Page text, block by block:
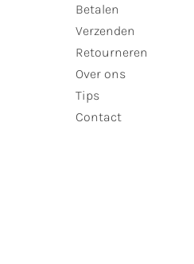
Betalen
Verzenden
Retourneren
Over ons
Tips
Contact